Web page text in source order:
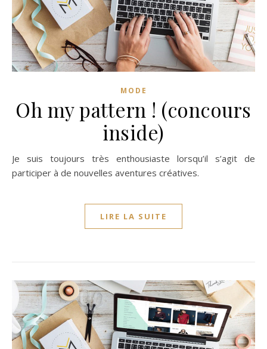
MODE
Oh my pattern ! (concours
inside)
Je suis toujours très enthousiaste lorsqu’il s’agit de
participer à de nouvelles aventures créatives.
LIRE LA SUITE